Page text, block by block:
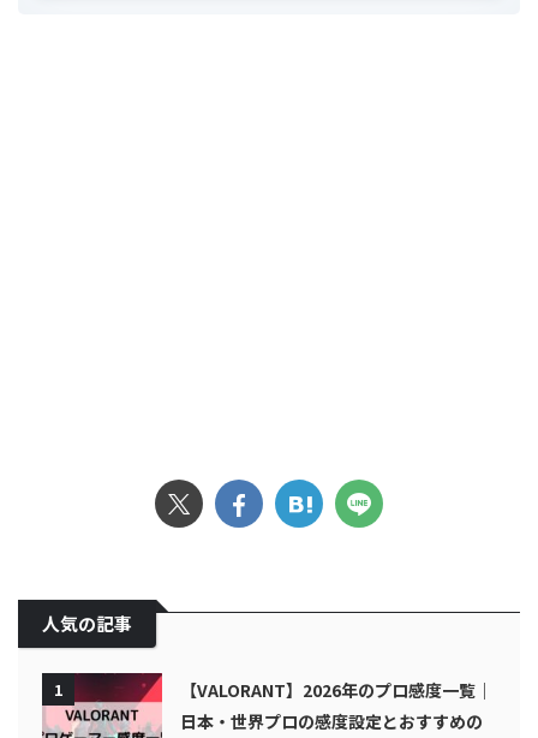
人気の記事
1
【VALORANT】2026年のプロ感度一覧｜
日本・世界プロの感度設定とおすすめの